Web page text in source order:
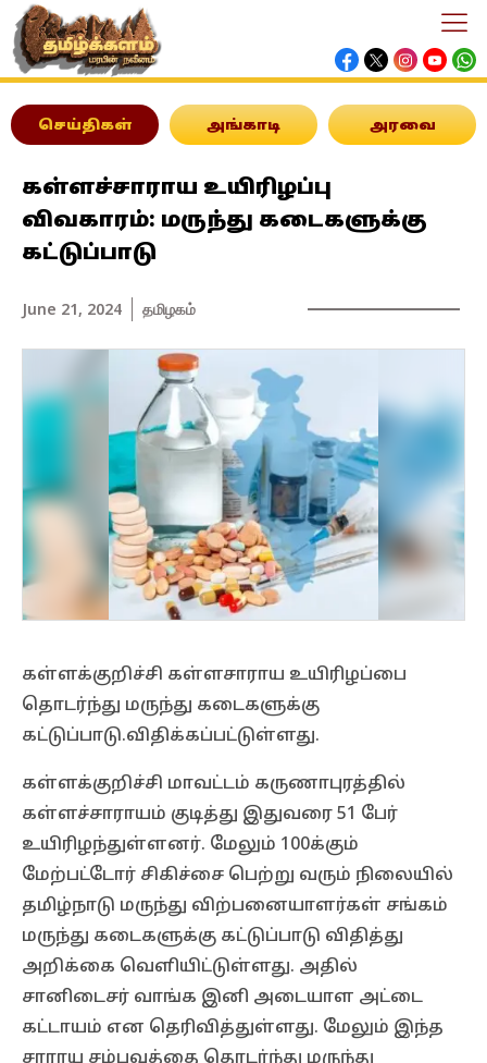
செய்திகள் அங்காடி அரவை
கள்ளச்சாராய உயிரிழப்பு
விவகாரம்: மருந்து கடைகளுக்கு
கட்டுப்பாடு
June 21, 2024 தமிழகம்
கள்ளக்குறிச்சி கள்ளசாராய உயிரிழப்பை
தொடர்ந்து மருந்து கடைகளுக்கு
கட்டுப்பாடு.விதிக்கப்பட்டுள்ளது.
கள்ளக்குறிச்சி மாவட்டம் கருணாபுரத்தில்
கள்ளச்சாராயம் குடித்து இதுவரை 51 பேர்
உயிரிழந்துள்ளனர். மேலும் 100க்கும்
மேற்பட்டோர் சிகிச்சை பெற்று வரும் நிலையில்
தமிழ்நாடு மருந்து விற்பனையாளர்கள் சங்கம்
மருந்து கடைகளுக்கு கட்டுப்பாடு விதித்து
அறிக்கை வெளியிட்டுள்ளது. அதில்
சானிடைசர் வாங்க இனி அடையாள அட்டை
கட்டாயம் என தெரிவித்துள்ளது. மேலும் இந்த
சாராய சம்பவத்தை தொடர்ந்து மருந்து